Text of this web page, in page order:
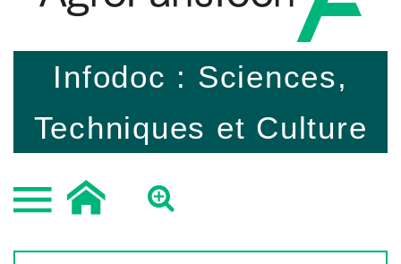
Infodoc : Sciences,
Techniques et Culture